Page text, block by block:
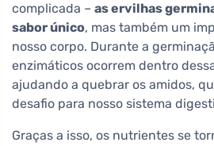
complicada – as ervilhas
sabor único, mas também um
nosso corpo. Durante a
enzimáticos ocorrem dentro
ajudando a quebrar os amidos,
desafio para nosso sistema
Graças a isso, os nutrientes se